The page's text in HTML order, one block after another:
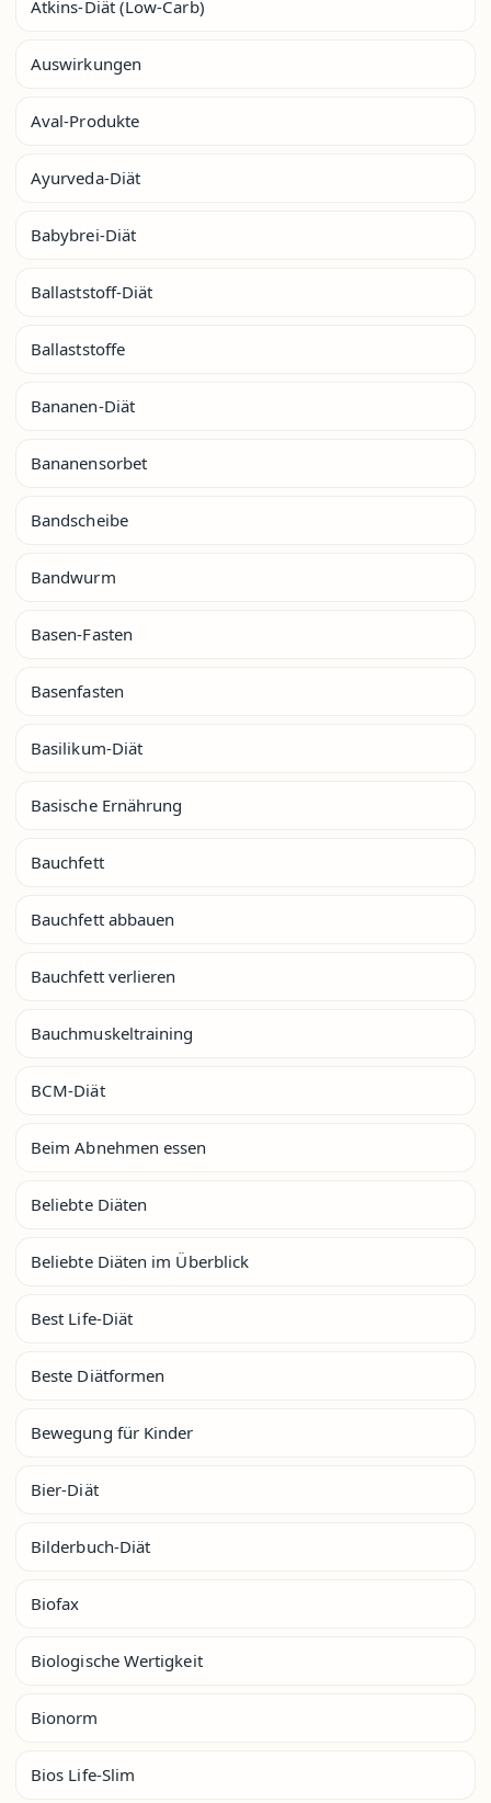
Atkins-Diät (Low-Carb)
Auswirkungen
Aval-Produkte
Ayurveda-Diät
Babybrei-Diät
Ballaststoff-Diät
Ballaststoffe
Bananen-Diät
Bananensorbet
Bandscheibe
Bandwurm
Basen-Fasten
Basenfasten
Basilikum-Diät
Basische Ernährung
Bauchfett
Bauchfett abbauen
Bauchfett verlieren
Bauchmuskeltraining
BCM-Diät
Beim Abnehmen essen
Beliebte Diäten
Beliebte Diäten im Überblick
Best Life-Diät
Beste Diätformen
Bewegung für Kinder
Bier-Diät
Bilderbuch-Diät
Biofax
Biologische Wertigkeit
Bionorm
Bios Life-Slim